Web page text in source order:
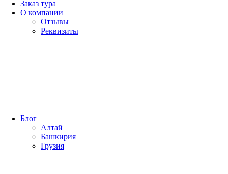
Заказ тура
О компании
Отзывы
Реквизиты
Блог
Алтай
Башкирия
Грузия